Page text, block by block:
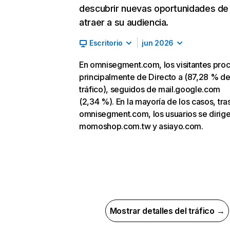
descubrir nuevas oportunidades de
atraer a su audiencia.
Escritorio jun 2026
En omnisegment.com, los visitantes
principalmente de Directo a (87,28 % de
tráfico), seguidos de mail.google.com
(2,34 %). En la mayoría de los casos,
omnisegment.com, los usuarios se
momoshop.com.tw y asiayo.com.
Mostrar detalles del tráfico →